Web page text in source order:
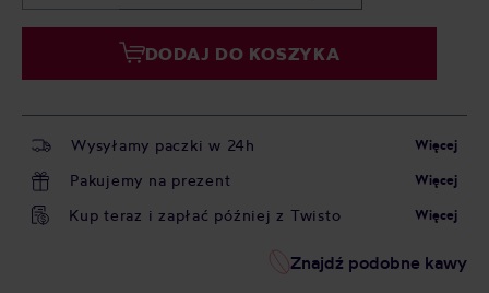
DODAJ DO KOSZYKA
Wysyłamy paczki w 24h Więcej
Pakujemy na prezent Więcej
Kup teraz i zapłać później z Twisto Więcej
Znajdź podobne kawy